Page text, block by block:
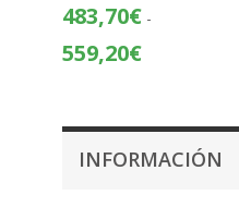
483,70€ -
559,20€Rango
desde
hasta
INFORMACIÓN